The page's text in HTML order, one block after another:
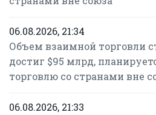
06.08.2026, 21:34
Объем взаимной торговли
достиг $95 млрд,
торговлю со странами вне
06.08.2026, 21:33